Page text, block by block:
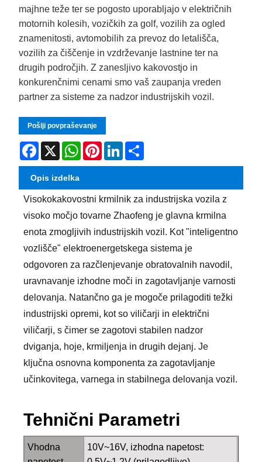
majhne teže ter se pogosto uporabljajo v električnih
motornih kolesih, vozičkih za golf, vozilih za ogled
znamenitosti, avtomobilih za prevoz do letališča,
vozilih za čiščenje in vzdrževanje lastnine ter na
drugih področjih. Z zanesljivo kakovostjo in
konkurenčnimi cenami smo vaš zaupanja vreden
partner za sisteme za nadzor industrijskih vozil.
Pošlji povpraševanje
Facebook
X WhatsAppPinterestLinkedIn
Opis izdelka
Visokokakovostni krmilnik za industrijska vozila z
visoko močjo tovarne Zhaofeng je glavna krmilna
enota zmogljivih industrijskih vozil. Kot "inteligentno
vozlišče" elektroenergetskega sistema je
odgovoren za razčlenjevanje obratovalnih navodil,
uravnavanje izhodne moči in zagotavljanje varnosti
delovanja. Natančno ga je mogoče prilagoditi težki
industrijski opremi, kot so viličarji in električni
viličarji, s čimer se zagotovi stabilen nadzor
dviganja, hoje, krmiljenja in drugih dejanj. Je
ključna osnovna komponenta za zagotavljanje
učinkovitega, varnega in stabilnega delovanja vozil.
Tehnični Parametri
Vhodna
10V~16V, izhodna napetost: